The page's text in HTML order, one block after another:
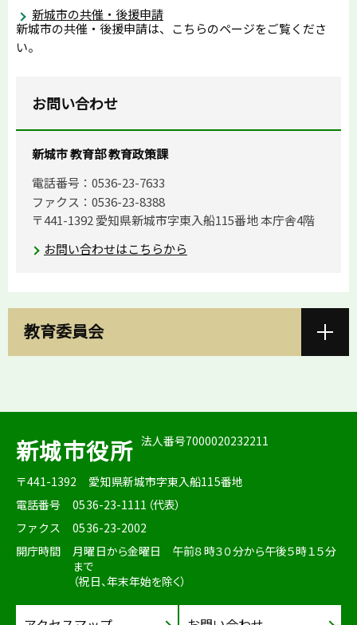
新城市の共催・後援申請
新城市の共催・後援申請は、こちらのページをご覧くださ
い。
お問い合わせ
新城市 教育部 教育政策課
電話番号：0536-23-7633
ファクス：0536-23-8388
〒441-1392 愛知県新城市字東入船115番地 本庁舎4階
お問い合わせはこちらから
教育委員会
新城市役所 法人番号7000020232211
〒441-1392
愛知県新城市字東入船115番地
電話番号
0536-23-1111（代表）
ファクス
0536-23-2002
開庁時間
月曜日から金曜日 午前８時３０分から午後５時１５分
まで
（祝日、年末年始を除く）